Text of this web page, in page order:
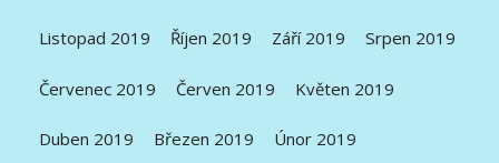
Listopad 2019 Říjen 2019 Září 2019 Srpen 2019
Červenec 2019 Červen 2019 Květen 2019
Duben 2019 Březen 2019 Únor 2019